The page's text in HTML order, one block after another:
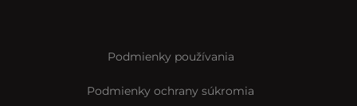
Podmienky používania
Podmienky ochrany súkromia